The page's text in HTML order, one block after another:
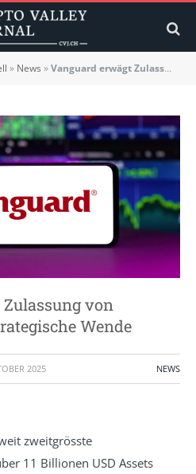
» News »Vanguard erwägt Zulassung von Krypto-ETFs – strategische Wende
von
Wende
2025 NEWS
zweitgrösste
11 Billionen USD Assets